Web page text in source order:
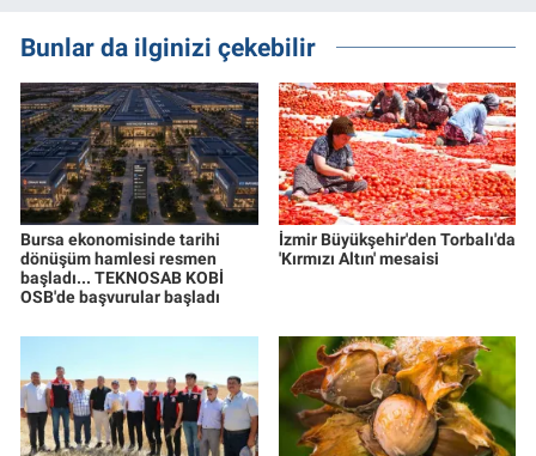
Bunlar da ilginizi çekebilir
Bursa ekonomisinde tarihi
dönüşüm hamlesi resmen
başladı... TEKNOSAB KOBİ
OSB'de başvurular başladı
İzmir Büyükşehir'den Torbalı'da
'Kırmızı Altın' mesaisi